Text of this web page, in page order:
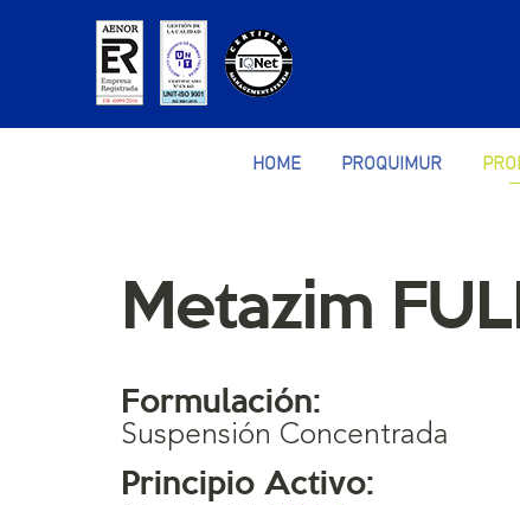
HOME PROQUIMUR
Metazim
Formulación:
Suspensión Concentrada
Principio Activo: